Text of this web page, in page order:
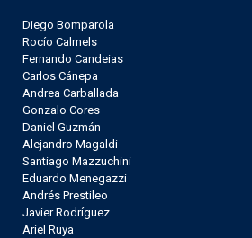
Diego Bomparola
Rocío Calmels
Fernando Candeias
Carlos Cánepa
Andrea Carballada
Gonzalo Cores
Daniel Guzmán
Alejandro Magaldi
Santiago Mazzuchini
Eduardo Menegazzi
Andrés Prestileo
Javier Rodríguez
Ariel Ruya